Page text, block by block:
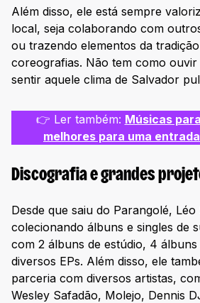
Além disso, ele está sempre
local, seja colaborando com
ou trazendo elementos da
coreografias. Não tem como ouvir
sentir aquele clima de Salvador
👉 Ler também: Músicas
melhores para uma
Discografia e grandes
Desde que saiu do Parangolé,
colecionando álbuns e singles de
com 2 álbuns de estúdio, 4 álbuns
diversos EPs. Além disso, ele
parceria com diversos artistas,
Wesley Safadão, Molejo, Dennis